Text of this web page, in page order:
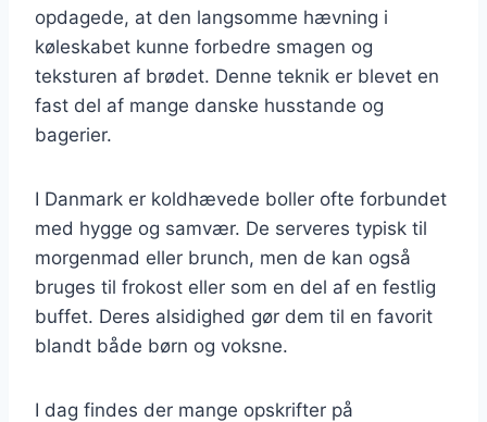
opdagede, at den langsomme hævning i
køleskabet kunne forbedre smagen og
teksturen af brødet. Denne teknik er blevet en
fast del af mange danske husstande og
bagerier.
I Danmark er koldhævede boller ofte forbundet
med hygge og samvær. De serveres typisk til
morgenmad eller brunch, men de kan også
bruges til frokost eller som en del af en festlig
buffet. Deres alsidighed gør dem til en favorit
blandt både børn og voksne.
I dag findes der mange opskrifter på